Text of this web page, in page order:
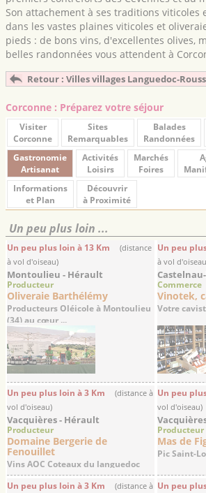
Son attachement à ses traditions viticoles
dans les vastes plaines viticoles et
pieds : de bons vins, d'excellentes olives,
belles randonnées vous attendent à
Retour : Villes villages Languedoc-
Corconne : Préparez votre séjour
Visiter
Corconne
Sites
Remarquables
Balades
Randonnées
Gastronomie
Artisanat
Activités
Loisirs
Marchés
Foires
Informations
et Plan
Découvrir
à Proximité
Un peu plus loin ...
Un peu plus loin à 13 Km
(distance
à vol d'oiseau)
Montoulieu - Hérault
Producteur
Oliveraie Barthélémy
Producteurs Oléicole à Montoulieu
(34) au cœur ...
Un peu
à vol
Commerce
Vinotek,
Votre
Un peu plus loin à 3 Km
(distance à
vol d'oiseau)
Vacquières - Hérault
Producteur
Domaine Bergerie de
Fenouillet
Vins AOC Coteaux du languedoc
Un peu
vol d'oiseau)
Producteur
Mas de
Pic Saint-
Un peu plus loin à 3 Km
(distance à Un peu